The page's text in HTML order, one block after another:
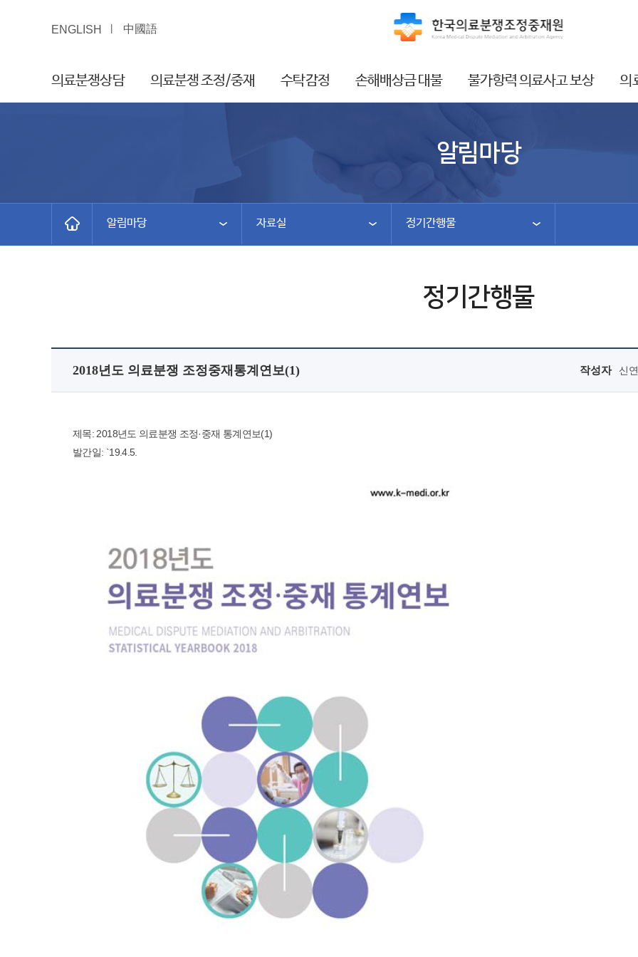
ENGLISH 中國語
의료분쟁상담 의료분쟁 조정/중재 수탁감정 손해배상금 대불 불가항력 의료사고 보상 의
알림마당
알림마당 자료실 정기간행물
정기간행물
2018년도 의료분쟁 조정중재통계연보(1) 작성자 신
제목: 2018년도 의료분쟁 조정·중재 통계연보(1)
발간일: `19.4.5.